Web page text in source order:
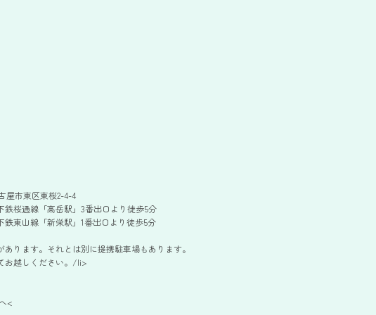
屋市東区東桜2-4-4
鉄桜通線「高岳駅」3番出口より徒歩5分
鉄東山線「新栄駅」1番出口より徒歩5分
あります。それとは別に提携駐車場もあります。
お越しください。/li>
<